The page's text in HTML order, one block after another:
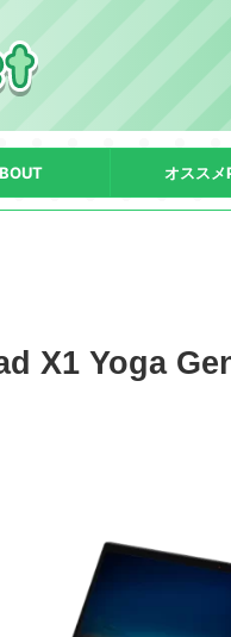
オススメ
X1 Yoga